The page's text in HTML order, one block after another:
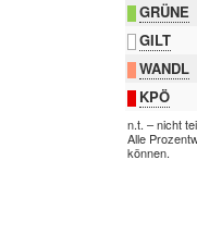
GRÜNE
GILT
WANDL
KPÖ
n.t. – nicht
Alle
können.